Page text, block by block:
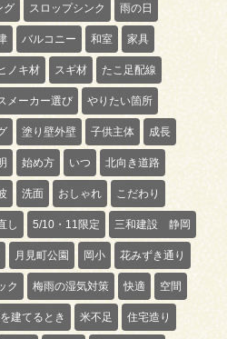
グ スロップシンク 雨の日
バルコニー 和室 家具
ノキ材 スギ材 たこ足配線
メーカー選び やりたい箇所
塗り壁外壁 子供主体 成長
始め方 いつ 北向き道路
洗面 おしゃれ こだわり
し 5/10・11限定 三和建設 静岡
月見町公園 岡小 花みずき通り
ク 梅雨の湿気対策 快適 空間
建てるとき 米不足 住宅造り